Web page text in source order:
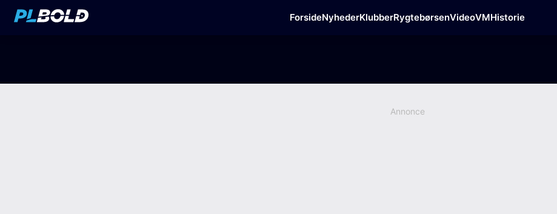
ForsideNyhederKlubberRygtebørsenVideoVMHistorie
Annonce